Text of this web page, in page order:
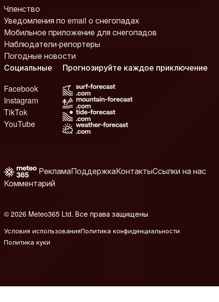
Членство
Уведомления по email о снегопадах
Мобильное приложение для снегопадов
Наблюдатели-репортеры
Погодные новости
Социальные
Facebook
Instagram
TikTok
YouTube
Прогнозируйте каждое приключение
РекламаПоддержкаКонтактыСсылки на нас
Комментарий
© 2026 Meteo365 Ltd. Все права защищены
Условия использованияПолитика конфиденциальности
Политика куки